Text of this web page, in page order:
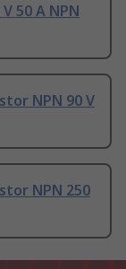
50 A NPN
NPN 90 V
NPN 250